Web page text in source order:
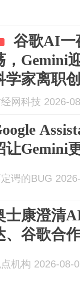
谷歌AI一
，Gemini
学家离职
网科技 2026-
让Gemini
谔的BUG
士康澄清
、谷歌合
机构 2026-08-